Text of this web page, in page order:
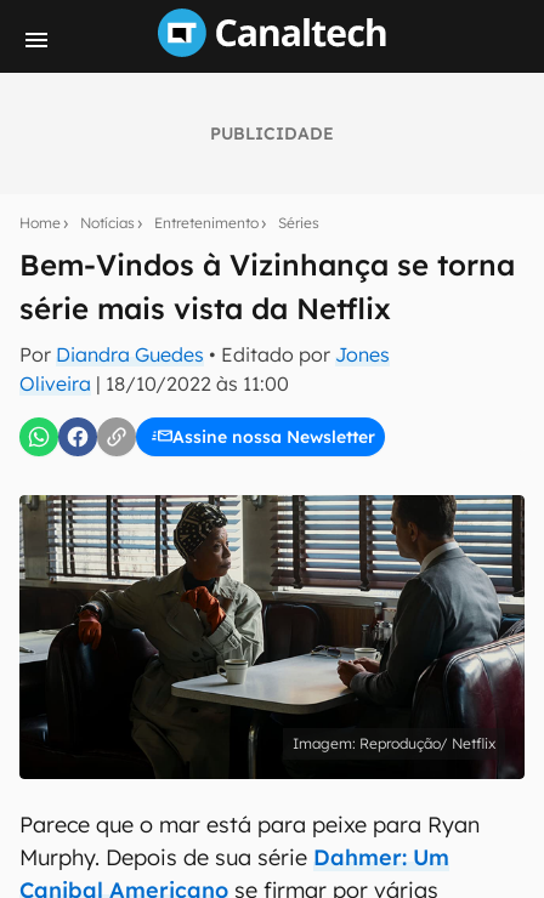
PUBLICIDADE
Home Notícias Entretenimento Séries
Bem-Vindos à Vizinhança se torna
série mais vista da Netflix
Por Diandra Guedes • Editado por Jones
Oliveira | 18/10/2022 às 11:00
Assine nossa Newsletter
notícias e reviews sobre tecnologia em primeira
mão.
E-mail
Uso e Política de Privacidade do Canaltech.
Reprodução/ Netflix
Parece que o mar está para peixe para Ryan
Murphy. Depois de sua série Dahmer: Um
Canibal Americano se firmar por várias